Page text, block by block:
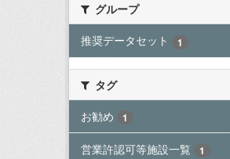
グループ
推奨データセット
1
タグ
お勧め
1
営業許認可等施設一覧 1